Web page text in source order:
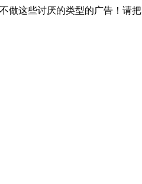
做这些讨厌的类型的广告！请把